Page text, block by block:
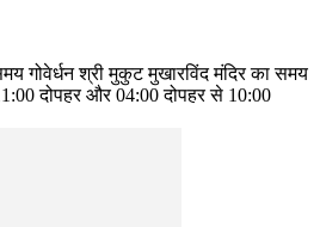
गोवेर्धन श्री मुकुट मुखारविंद मंदिर का समय
दोपहर और 04:00 दोपहर से 10:00